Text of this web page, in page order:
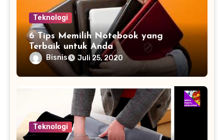
Teknologi
6 Tips Memilih Notebook yang
Terbaik untuk Anda
Bisnis Juli 25, 2020
Teknologi